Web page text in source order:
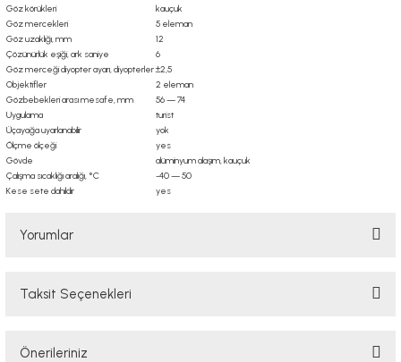
Göz körükleri
kauçuk
Göz mercekleri
5 eleman
Göz uzaklığı, mm
12
Çözünürlük eşiği, ark saniye
6
Göz merceği diyopter ayarı, diyopterler±2,5
Objektifler
2 eleman
Gözbebekleri arası mesafe, mm
56 — 74
Uygulama
turist
Üçayağa uyarlanabilir
yok
Ölçme ölçeği
yes
Gövde
alüminyum alaşım, kauçuk
Çalışma sıcaklığı aralığı, °C
-40 — 50
Kese sete dahildir
yes
Yorumlar
Taksit Seçenekleri
Önerileriniz